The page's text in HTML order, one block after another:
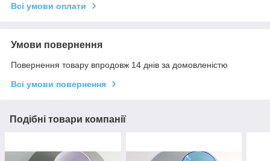
Всі умови оплати
Умови повернення
Повернення товару впродовж 14 днів за домовленістю
Всі умови повернення
Подібні товари компанії